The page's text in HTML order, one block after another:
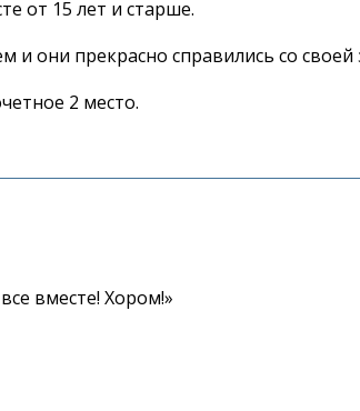
от 15 лет и старше.
они прекрасно справились со своей
2 место.
вместе! Хором!»